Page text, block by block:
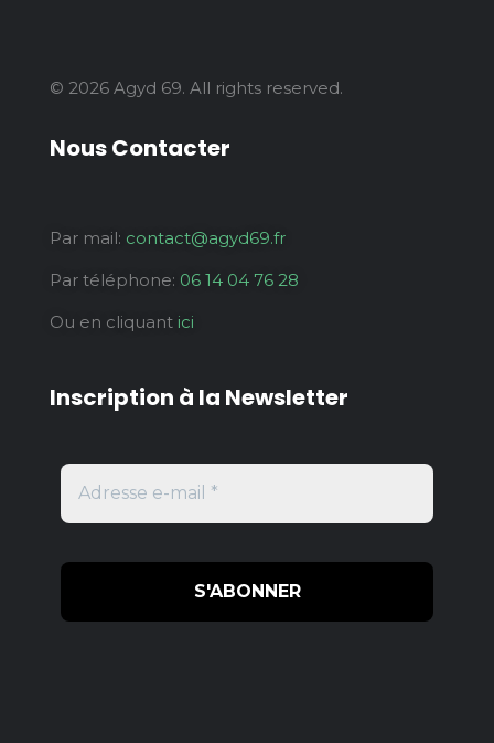
© 2026 Agyd 69. All rights reserved.
Nous Contacter
Par mail: contact@agyd69.fr
Par téléphone: 06 14 04 76 28
Ou en cliquant ici
Inscription à la Newsletter